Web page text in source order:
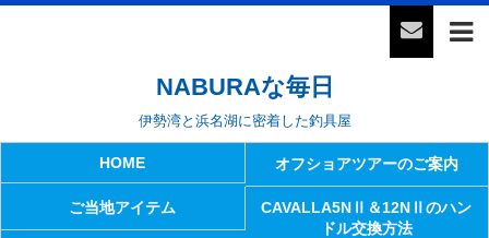
NABURAな毎日
伊勢湾と浜名湖に密着した釣具屋
HOME オフショアツアーのご案内
ご当地アイテム
CAVALLA5NⅡ＆12NⅡのハン
ドル交換方法